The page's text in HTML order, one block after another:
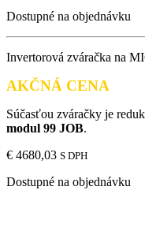
Dostupné na objednávku
Invertorová zváračka na
AKČNÁ CENA
Súčasťou zváračky je
modul 99 JOB.
€ 4680,03 S DPH
Dostupné na objednávku